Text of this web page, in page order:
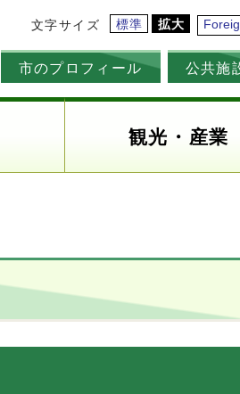
文字サイズ 標準 拡大
市のプロフィール 公共施
観光・産業